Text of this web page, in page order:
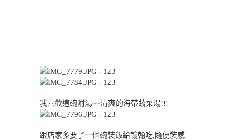
我喜歡這碗附湯~~清爽的海帶蔬菜湯!!!
跟店家多要了一個碗裝飯給翰翰吃,隨便裝感